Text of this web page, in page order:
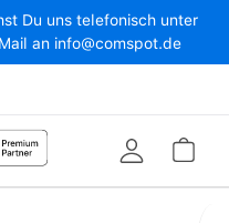
Du uns telefonisch unter
an info@comspot.de